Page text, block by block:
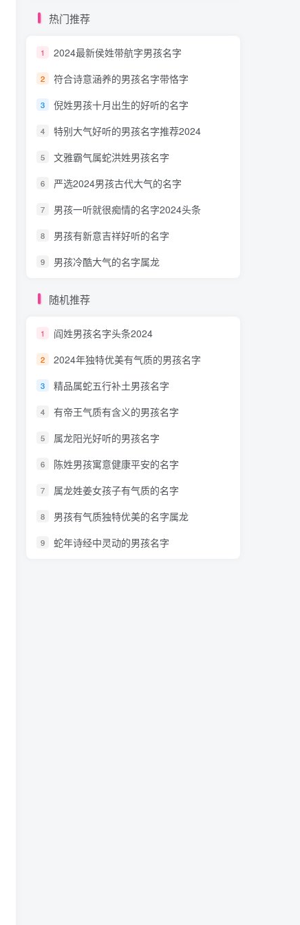
热门推荐
1 2024最新侯姓带航字男孩名字
2 符合诗意涵养的男孩名字带恪字
3 倪姓男孩十月出生的好听的名字
4 特别大气好听的男孩名字推荐2024
5 文雅霸气属蛇洪姓男孩名字
6 严选2024男孩古代大气的名字
7 男孩一听就很痴情的名字2024头条
8 男孩有新意吉祥好听的名字
9 男孩冷酷大气的名字属龙
随机推荐
1 阎姓男孩名字头条2024
2 2024年独特优美有气质的男孩名字
3 精品属蛇五行补土男孩名字
4 有帝王气质有含义的男孩名字
5 属龙阳光好听的男孩名字
6 陈姓男孩寓意健康平安的名字
7 属龙姓姜女孩子有气质的名字
8 男孩有气质独特优美的名字属龙
9 蛇年诗经中灵动的男孩名字